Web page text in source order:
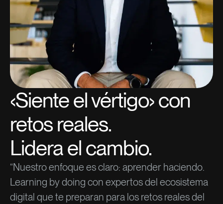
‹Siente el vértigo› con
retos reales.
Lidera el cambio.
“Nuestro enfoque es claro: aprender haciendo.
Learning by doing con expertos del ecosistema
digital que te preparan para los retos reales del